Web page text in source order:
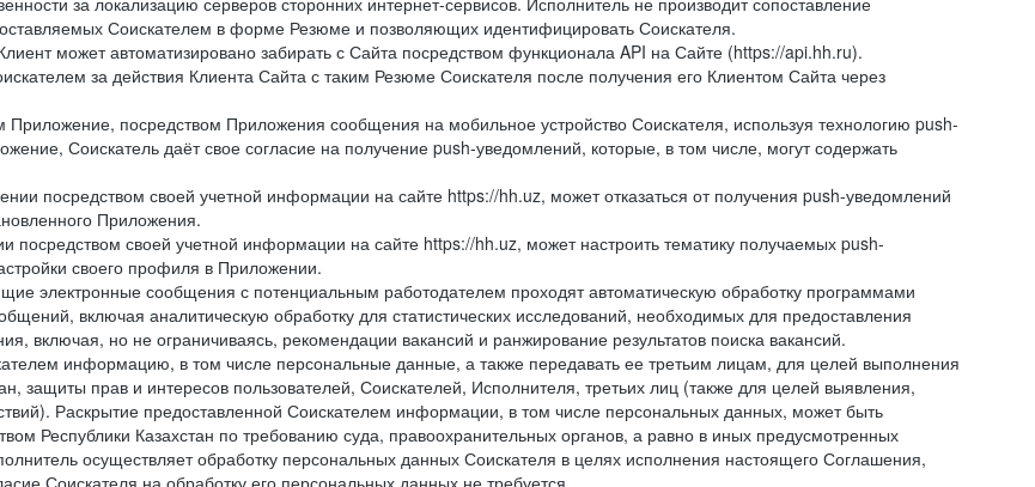
Соискателем в форме Резюме и позволяющих идентифицировать Соискателя.
может автоматизировано забирать с Сайта посредством функционала API на Сайте (https://api.hh.ru).
за действия Клиента Сайта с таким Резюме Соискателя после получения его Клиентом Сайта через
посредством Приложения сообщения на мобильное устройство Соискателя, используя технологию push-
Соискатель даёт свое согласие на получение push-уведомлений, которые, в том числе, могут содержать
посредством своей учетной информации на сайте https://hh.uz, может отказаться от получения push-уведомлений
Приложения.
посредством своей учетной информации на сайте https://hh.uz, может настроить тематику получаемых push-
своего профиля в Приложении.
электронные сообщения с потенциальным работодателем проходят автоматическую обработку программами
включая аналитическую обработку для статистических исследований, необходимых для предоставления
включая, но не ограничиваясь, рекомендации вакансий и ранжирование результатов поиска вакансий.
информацию, в том числе персональные данные, а также передавать ее третьим лицам, для целей выполнения
защиты прав и интересов пользователей, Соискателей, Исполнителя, третьих лиц (также для целей выявления,
Раскрытие предоставленной Соискателем информации, в том числе персональных данных, может быть
Республики Казахстан по требованию суда, правоохранительных органов, а равно в иных предусмотренных
осуществляет обработку персональных данных Соискателя в целях исполнения настоящего Соглашения,
Соискателя на обработку его персональных данных не требуется.